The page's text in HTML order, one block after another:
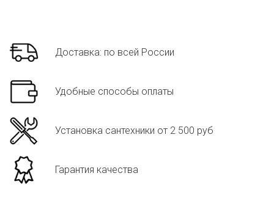
Доставка: по всей России
Удобные способы оплаты
Установка сантехники от 2 500 руб
Гарантия качества